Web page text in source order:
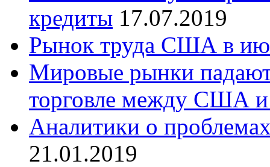
кредиты 17.07.2019
Рынок труда США в
Мировые рынки
торговле между США
Аналитики о
21.01.2019